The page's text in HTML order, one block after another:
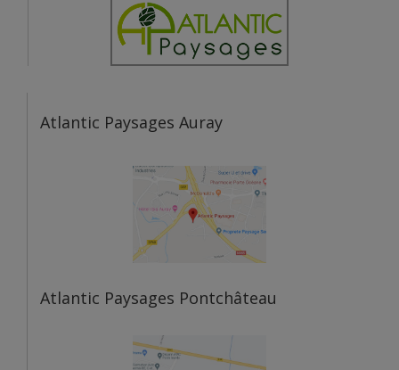
Atlantic Paysages Auray
Atlantic Paysages Pontchâteau